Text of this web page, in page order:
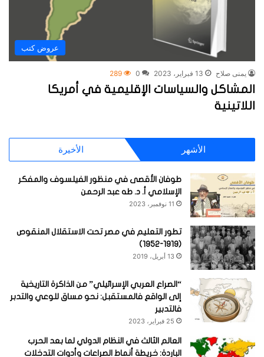
عروض كتب
يمنى صلاح 13 فبراير، 2023 0
289
المشاكل والسياسات الإقليمية في أمريكا
اللاتينية
الأشهر الأخيرة
طوفان الأقصى في منظور الفيلسوف والمفكر
الإسلامي أ. د. طه عبد الرحمن
11 نوفمبر، 2023
تطور التعليم في مصر تحت الاستقلال المنقوص
(1919-1952)
13 أبريل، 2019
“الصراع العربي الإسرائيلي” من الذاكرة التاريخية
إلى الواقع فالمستقبل: نحو مساق للوعي والتدبر
فالتدبير
25 فبراير، 2023
العالم الثالث في النظام الدولي لما بعد الحرب
الباردة: خريطة أنماط الصراعات وأدوات التدخلات